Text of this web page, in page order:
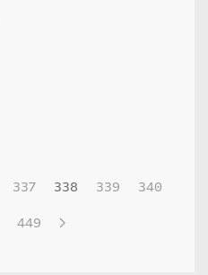
337 338 339
340
449